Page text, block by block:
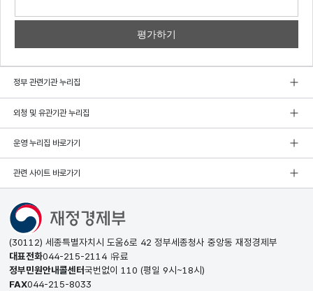
정부 관련기관 누리집
외청 및 유관기관 누리집
운영 누리집 바로가기
관련 사이트 바로가기
(30112) 세종특별자치시 도움6로 42 정부세종청사 중앙동 재정경제부
대표전화044-215-2114 유료
정부민원안내콜센터국번없이 110 (평일 9시~18시)
FAX044-215-8033